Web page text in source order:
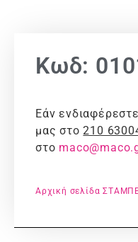
Κωδ:
Εάν
μας στο210
στο
Αρχική σελίδα